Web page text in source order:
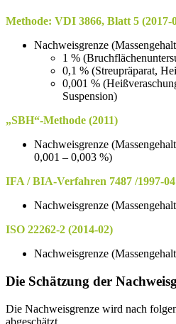
Methode: VDI 3866, Blatt 5 (2017-
Nachweisgrenze
1 %
0,1 % (Streupräparat,
0,001 %
Suspension)
„SBH“-Methode (2011)
Nachweisgrenze
0,001 – 0,003 %)
IFA / BIA-Verfahren 7487 /1997-04
Nachweisgrenze
ISO 22262-2 (2014-02)
Nachweisgrenze
Die Schätzung der
Die Nachweisgrenze wird nach
abgeschätzt